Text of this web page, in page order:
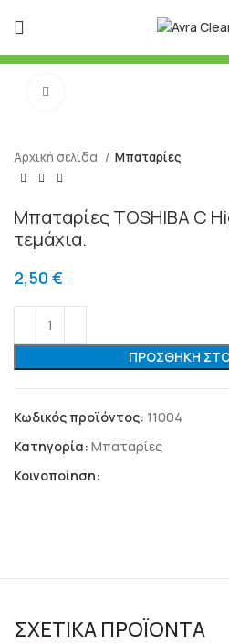
Αρχική σελίδα Μπαταρίες
Μπαταρίες TOSHIBA C
τεμάχια.
2,50 €
ΠΡΟΣΘΉΚΗ
Κωδικός προϊόντος: 11004
Κατηγορία: Μπαταρίες
Κοινοποίηση:
ΣΧΕΤΙΚΆ ΠΡΟΪΌΝΤΑ